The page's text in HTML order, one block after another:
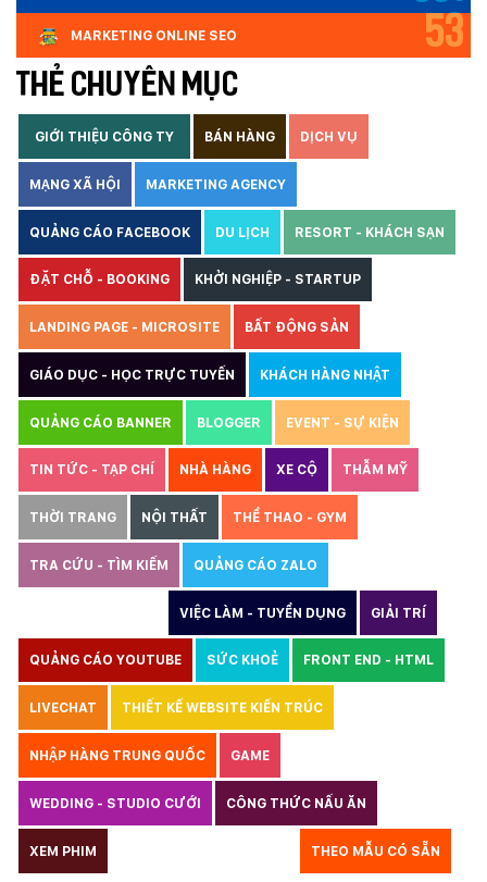
MARKETING ONLINE SEO 53
THẺ CHUYÊN MỤC
GIỚI THIỆU CÔNG TY BÁN HÀNG DỊCH VỤ
MẠNG XÃ HỘI MARKETING AGENCY
QUẢNG CÁO FACEBOOK DU LỊCH RESORT - KHÁCH SẠN
ĐẶT CHỖ - BOOKING KHỞI NGHIỆP - STARTUP
LANDING PAGE - MICROSITE BẤT ĐỘNG SẢN
GIÁO DỤC - HỌC TRỰC TUYẾN KHÁCH HÀNG NHẬT
QUẢNG CÁO BANNER BLOGGER EVENT - SỰ KIỆN
TIN TỨC - TẠP CHÍ NHÀ HÀNG XE CỘ THẪM MỸ
THỜI TRANG NỘI THẤT THỂ THAO - GYM
TRA CỨU - TÌM KIẾM QUẢNG CÁO ZALO
VIỆC LÀM - TUYỂN DỤNG GIẢI TRÍ
QUẢNG CÁO YOUTUBE SỨC KHOẺ FRONT END - HTML
LIVECHAT THIẾT KẾ WEBSITE KIẾN TRÚC
NHẬP HÀNG TRUNG QUỐC GAME
WEDDING - STUDIO CƯỚI CÔNG THỨC NẤU ĂN
XEM PHIM THEO MẪU CÓ SẴN